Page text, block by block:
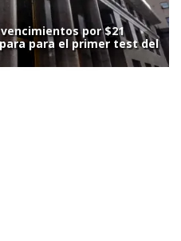
por $21
para el primer test del